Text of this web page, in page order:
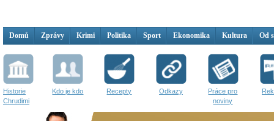
Domů Zprávy Krimi Politika Sport Ekonomika Kultura Od
Historie
Chrudimi
Kdo je kdo Recepty Odkazy
Práce pro
noviny